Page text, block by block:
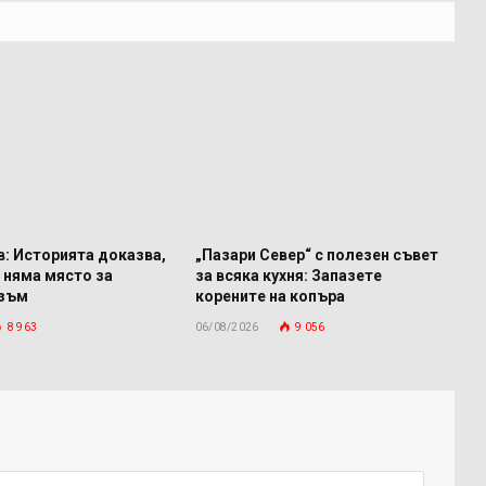
Историята доказва,
няма място за
8 963
„Пазари Север“ с полезен съвет
за всяка кухня: Запазете
корените на копъра
06/08/2026 9 056